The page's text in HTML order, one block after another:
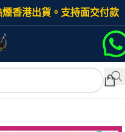
香港出貨。支持面交付款